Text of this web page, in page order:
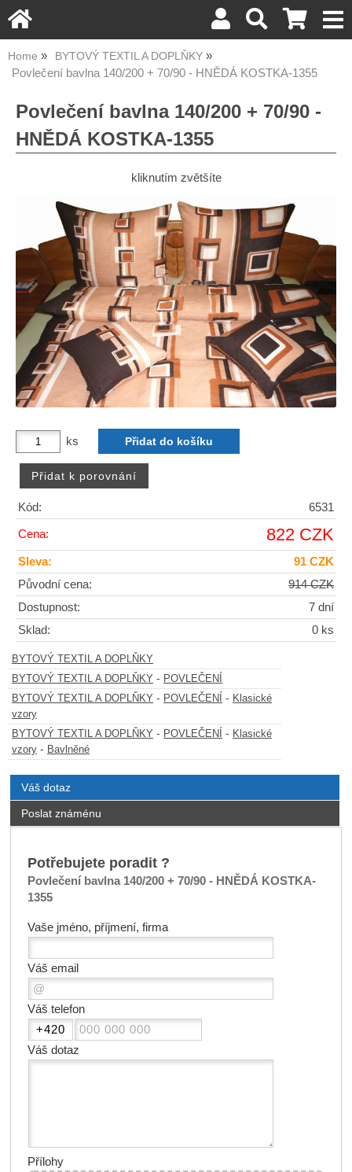
Home BYTOVÝ TEXTIL A DOPLŇKY
Povlečení bavlna 140/200 + 70/90 - HNĚDÁ KOSTKA-1355
Povlečení bavlna 140/200 + 70/90 -
HNĚDÁ KOSTKA-1355
kliknutím zvětšíte
ks
Kód: 6531
Cena: 822 CZK
Sleva:
91 CZK
Původní cena:
914 CZK
Dostupnost:
7 dní
Sklad:
0 ks
BYTOVÝ TEXTIL A DOPLŇKY
BYTOVÝ TEXTIL A DOPLŇKY - POVLEČENÍ
BYTOVÝ TEXTIL A DOPLŇKY - POVLEČENÍ - Klasické
vzory
BYTOVÝ TEXTIL A DOPLŇKY - POVLEČENÍ - Klasické
vzory - Bavlněné
Váš dotaz
Poslat známénu
Potřebujete poradit ?
Povlečení bavlna 140/200 + 70/90 - HNĚDÁ KOSTKA-
1355
Vaše jméno, příjmení, firma
Váš email
Váš telefon
Váš dotaz
Přílohy